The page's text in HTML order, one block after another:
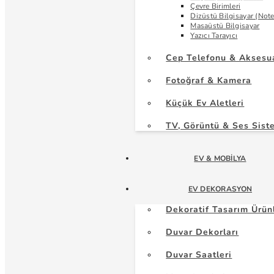
Çevre Birimleri
Dizüstü Bilgisayar
Masaüstü Bilgisayar
Yazıcı Tarayıcı
Cep Telefonu &
Fotoğraf & Kamera
Küçük Ev Aletleri
TV, Görüntü & Ses
EV & MOBILYA
EV DEKORASYON
Dekoratif Tasarım
Duvar Dekorları
Duvar Saatleri